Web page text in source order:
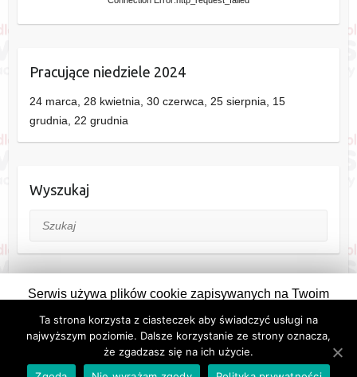
Pracujące niedziele 2024
24 marca, 28 kwietnia, 30 czerwca, 25 sierpnia, 15
grudnia, 22 grudnia
Wyszukaj
Szukaj
Siedlce Colorlib Powered by
WordPress
Kontakt ,Reklama, Polityka prywatności i plików cookie
eSiedlce
Serwis używa plików cookie zapisywanych na Twoim
komputerze. Pozostając na stronie wyrażasz na to zgodę.
Zmieniając ustawienia przeglądarki można zablokować ich
zapisywanie.
Zgadzam się
Ta strona korzysta z ciasteczek aby świadczyć usługi na
najwyższym poziomie. Dalsze korzystanie ze strony oznacza,
że zgadzasz się na ich użycie.